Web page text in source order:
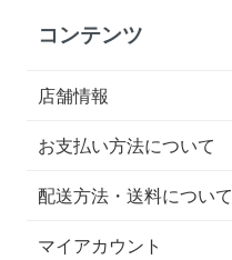
コンテンツ
店舗情報
お支払い方法について
配送方法・送料について
マイアカウント